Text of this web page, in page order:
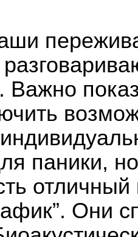
Важно
паники,
Они